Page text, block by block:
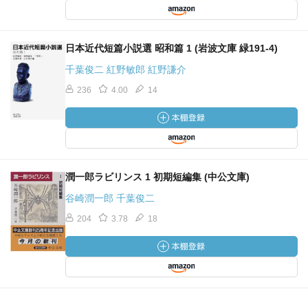
日本近代短篇小説選 昭和篇 1 (岩波文庫 緑191-4)
千葉俊二 紅野敏郎 紅野謙介
236 4.00 14
潤一郎ラビリンス 1 初期短編集 (中公文庫)
谷崎潤一郎 千葉俊二
204 3.78 18